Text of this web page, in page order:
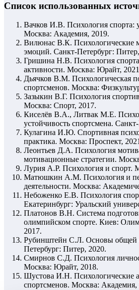
Список использованных
Вачков И.В. Психология спорта:
Москва: Академия, 2019.
Вилюнас В.К. Психологические
эмоций. Санкт-Петербург:
Гришина Н.В. Психология
активности. Москва: Юрайт,
Дьячков В.М. Психологическая
спортсменов. Москва:
Зазыкин В.Г. Психология
Москва: Спорт, 2017.
Киселёв В.А., Литвак М.Е.
устойчивость спортсмена.
Кулагина И.Ю. Спортивная
практика. Москва: Проспект,
Леонтьев Д.А. Психология
мотивационные стратегии.
Лурия А.Р. Психология и спорт.
Матюшкин А.М. Психология и
деятельности. Москва:
Небоженко Е.В. Психология
Екатеринбург: Уральский
Платонов В.Н. Система
олимпийском спорте. Киев:
2017.
Рубинштейн С.Л. Основы общей
Петербург: Питер, 2020.
Смирнов С.Д. Психология
Москва: Юрайт, 2018.
Шустова И.Н. Психологические
спортсменов. Москва: Академия,